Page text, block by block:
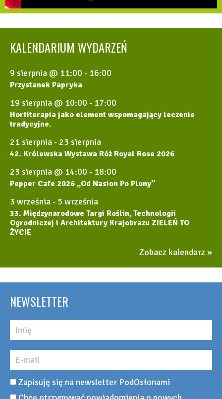
KALENDARIUM WYDARZEŃ
9 sierpnia @ 11:00 - 16:00
Przystanek Papryka
19 sierpnia @ 10:00 - 17:00
Hortiterapia jako element wspomagający leczenie
tradycyjne.
21 sierpnia- 23 sierpnia
42. Królewska Wystawa Róż Royal Rose 2026
23 sierpnia @ 14:00 - 18:00
Pepper Cafe 2026 „Od Nasion Po Plony”
3 września- 5 września
33. Międzynarodowe Targi Roślin, Technologii
Ogrodniczej i Architektury Krajobrazu ZIELEŃ TO
ŻYCIE
Zobacz kalendarz
NEWSLETTER
Zapisuję się na newsletter PodOsłonami